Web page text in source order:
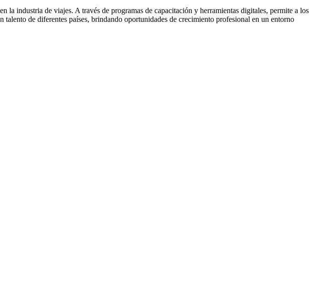
la industria de viajes. A través de programas de capacitación y herramientas digitales, permite a los
de diferentes países, brindando oportunidades de crecimiento profesional en un entorno